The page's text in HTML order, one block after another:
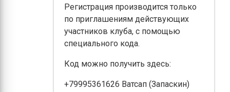
Регистрация производится только
по приглашениям действующих
участников клуба, с помощью
специального кода.
Код можно получить здесь:
+79995361626 Ватсап (Запаскин)